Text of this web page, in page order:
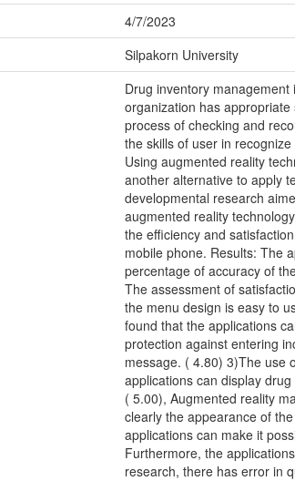
4/7/2023
Silpakorn University
Drug inventory
organization has
process of checking and
the skills of user in
Using augmented reality
another alternative to apply
developmental research
augmented reality
the efficiency and
mobile phone. Results: The
percentage of accuracy of
The assessment of
the menu design is easy to
found that the applications
protection against entering
message. ( 4.80) 3)The use
applications can display
( 5.00), Augmented reality
clearly the appearance of
applications can make it
Furthermore, the
research, there has error in